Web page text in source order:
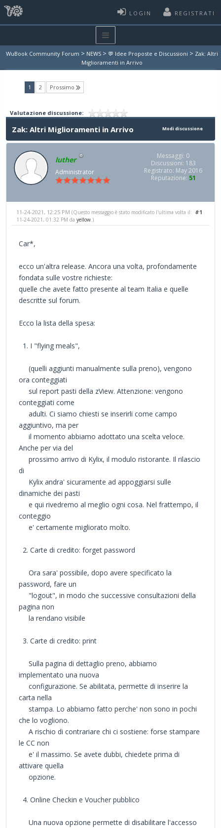
LOGIN REGISTRATI
WuBook Community Forum > NEWS > 💬 Idee Proposte e Discussioni > Zak: Altri
Miglioramenti in Arrivo
1 (current)
2 Prossimo
Valutazione discussione:
Modi discussione
Zak: Altri Miglioramenti in Arrivo
luther
Administrator
Messaggi: 0
Discussioni: 183
Registrato: May 2016
Reputazione: 51
#1
11-24-2021, 12:25 PM (Questo messaggio è stato modificato l'ultima volta il:
11-24-2021, 01:32 PM da yellow .)
Car*,
ecco un'altra release. Ancora una volta, profondamente
fondata sulle vostre richieste:
quelle che avete fatto presente al team Italia e quelle
descritte sul forum.
Ecco la lista della spesa:
1. I "flying meals",
(quelli aggiunti manualmente sulla preno), vengono
ora conteggiati
sul report pasti della zView. Attenzione: vengono
conteggiati come
adulti. Ci siamo chiesti se inserirli come campo
aggiuntivo, ma per
il momento abbiamo adottato una scelta veloce.
Anche per via del
prossimo arrivo di Kylix, il modulo ristorante. Il rilascio
di
Kylix andra' sicuramente ad appoggiarsi sulle
dinamiche dei pasti
e qui rivedremo al meglio ogni cosa. Nel frattempo, il
conteggio
e' certamente migliorato molto.
2. Carte di credito: forget password
Ora sara' possibile, dopo avere specificato la
password, fare un
"logout", in modo che successive consultazioni della
pagina non
la rendano visibile
3. Carte di credito: print
Sulla pagina di dettaglio preno, abbiamo
implementato una nuova
configurazione. Se abilitata, permette di inserire la
carta nella
stampa. Lo abbiamo fatto perche' non sono in pochi
che lo vogliono.
A rischio di contrariare chi ci sostiene: forse stampare
le CC non
e' il massimo. Se avete dubbi, chiedete prima di
attivare quella
opzione.
4. Online Checkin e Voucher pubblico
Una nuova opzione permette di disabilitare l'accesso